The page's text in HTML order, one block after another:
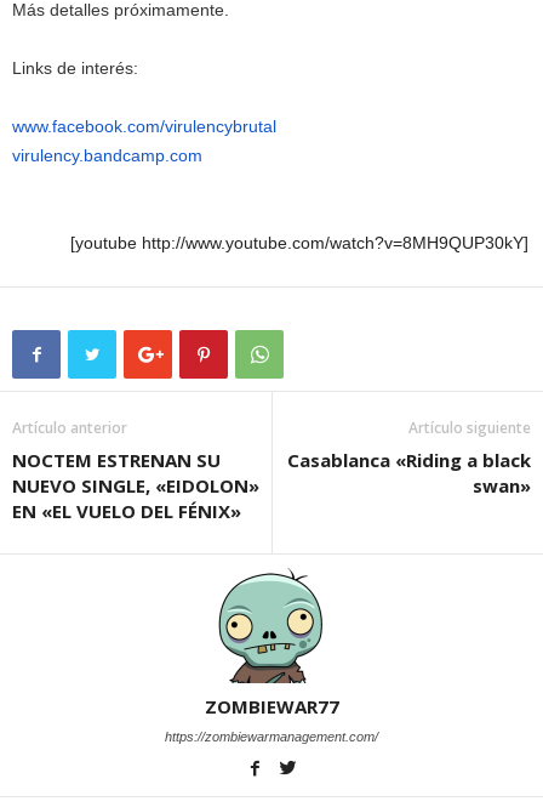
Más detalles próximamente.
Links de interés:
www.facebook.com/virulencybrutal
virulency.bandcamp.com
[youtube http://www.youtube.com/watch?v=8MH9QUP30kY]
Artículo anterior
NOCTEM ESTRENAN SU
NUEVO SINGLE, «EIDOLON»
EN «EL VUELO DEL FÉNIX»
Artículo siguiente
Casablanca «Riding a black
swan»
ZOMBIEWAR77
https://zombiewarmanagement.com/